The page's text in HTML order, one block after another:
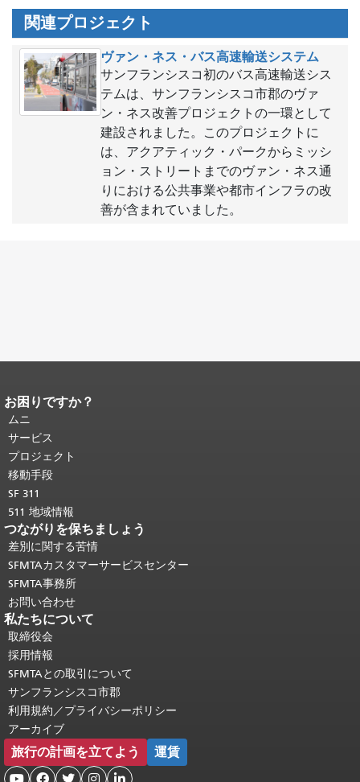
関連プロジェクト
ヴァン・ネス・バス高速輸送システム
サンフランシスコ初のバス高速輸送シス
テムは、サンフランシスコ市郡のヴァ
ン・ネス改善プロジェクトの一環として
建設されました。このプロジェクトに
は、アクアティック・パークからミッシ
ョン・ストリートまでのヴァン・ネス通
りにおける公共事業や都市インフラの改
善が含まれていました。
ページコンテンツの終わり。
ジの残りの部分はすべてのページで繰
り返されます。
頭に戻る。
お困りですか？
ムニ
サービス
プロジェクト
移動手段
SF 311
511 地域情報
つながりを保ちましょう
差別に関する苦情
SFMTAカスタマーサービスセンター
SFMTA事務所
お問い合わせ
私たちについて
取締役会
採用情報
SFMTAとの取引について
サンフランシスコ市郡
利用規約／プライバシーポリシー
アーカイブ
旅行の計画を立てよう 運賃
    